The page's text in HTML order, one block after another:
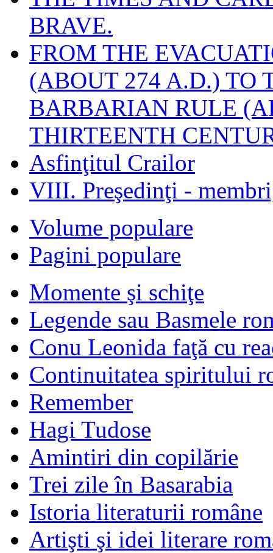
BRAVE.
FROM THE
(ABOUT 274 A.D.) TO
BARBARIAN RULE
THIRTEENTH
Asfinţitul Crailor
VIII. Preşedinţi -
Volume populare
Pagini populare
Momente şi schiţe
Legende sau Basmele
Conu Leonida faţă cu
Continuitatea spiritului
Remember
Hagi Tudose
Amintiri din copilărie
Trei zile în Basarabia
Istoria literaturii române
Artişti şi idei literare